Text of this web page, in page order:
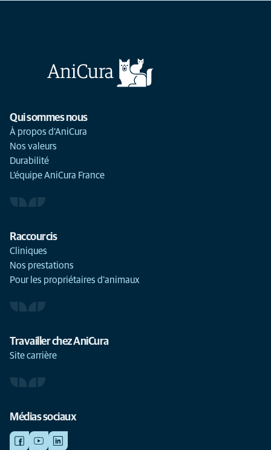
Qui sommes nous
À propos d'AniCura
Nos valeurs
Durabilité
L'équipe AniCura France
Raccourcis
Cliniques
Nos prestations
Pour les propriétaires d'animaux
Travailler chez AniCura
Site carrière
Médias sociaux